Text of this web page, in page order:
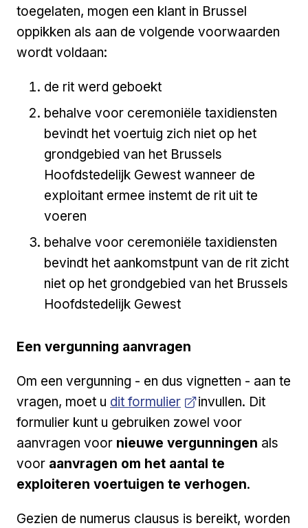
toegelaten, mogen een klant in Brussel
oppikken als aan de volgende voorwaarden
wordt voldaan:
de rit werd geboekt
behalve voor ceremoniële taxidiensten
bevindt het voertuig zich niet op het
grondgebied van het Brussels
Hoofdstedelijk Gewest wanneer de
exploitant ermee instemt de rit uit te
voeren
behalve voor ceremoniële taxidiensten
bevindt het aankomstpunt van de rit zicht
niet op het grondgebied van het Brussels
Hoofdstedelijk Gewest
Een vergunning aanvragen
Om een vergunning - en dus vignetten - aan te
vragen, moet u Open a new venster
dit formulier
invullen. Dit
formulier kunt u gebruiken zowel voor
aanvragen voor nieuwe vergunningen als
voor aanvragen om het aantal te
exploiteren voertuigen te verhogen.
Gezien de numerus clausus is bereikt, worden